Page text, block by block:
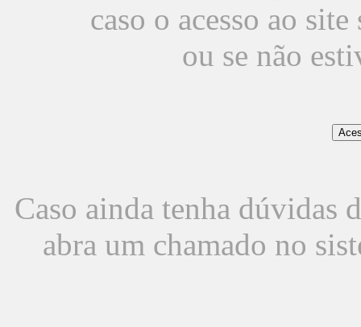
caso o acesso ao
ou se não
Caso ainda tenha dúvidas
abra um chamado no